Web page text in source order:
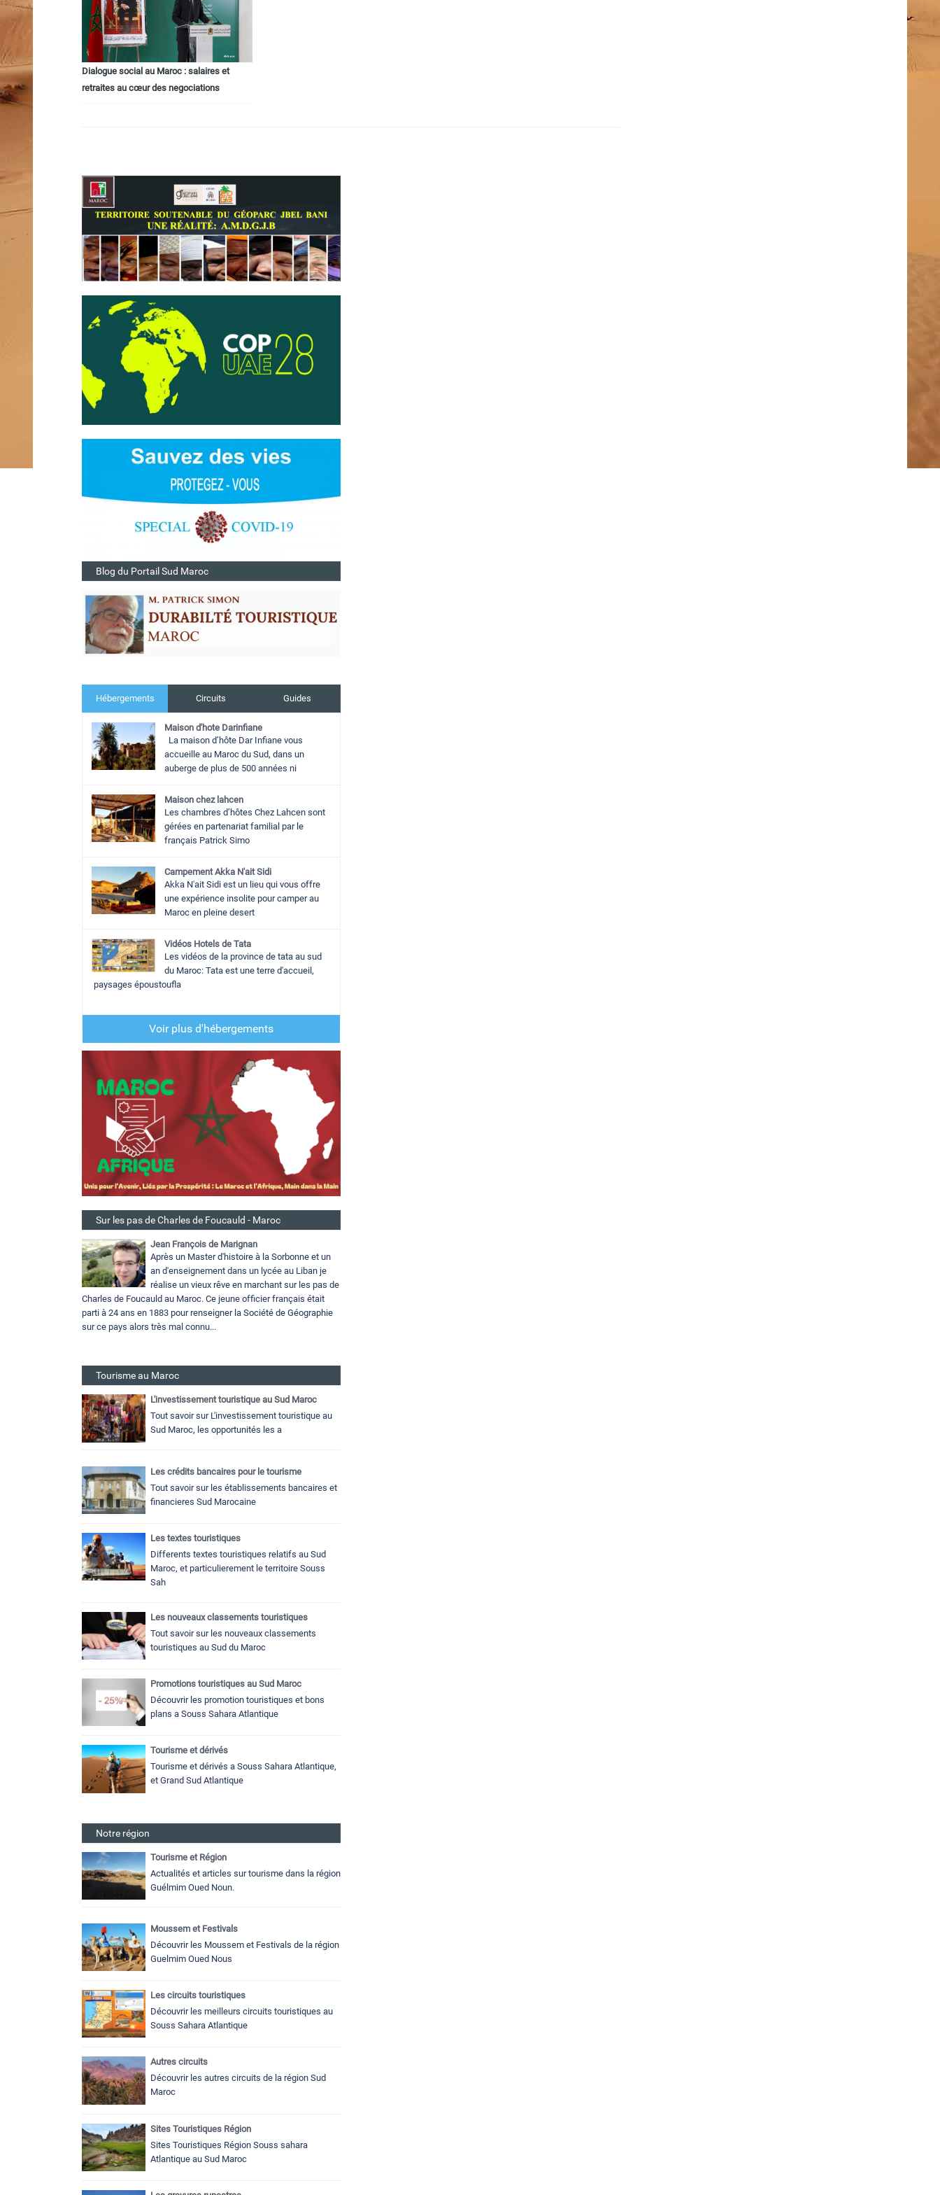
Dialogue social au Maroc : salaires et
retraites au cœur des negociations
Blog du Portail Sud Maroc
Hébergements Circuits Guides
Maison d'hote Darinfiane
La maison d’hôte Dar Infiane vous
accueille au Maroc du Sud, dans un
auberge de plus de 500 années ni
Maison chez lahcen
Les chambres d’hôtes Chez Lahcen sont
gérées en partenariat familial par le
français Patrick Simo
Campement Akka N'ait Sidi
Akka N'ait Sidi est un lieu qui vous offre
une expérience insolite pour camper au
Maroc en pleine desert
Vidéos Hotels de Tata
Les vidéos de la province de tata au sud
du Maroc: Tata est une terre d'accueil,
paysages époustoufla
Voir plus d'hébergements
Sur les pas de Charles de Foucauld - Maroc
Jean François de Marignan
Après un Master d'histoire à la Sorbonne et un
an d'enseignement dans un lycée au Liban je
réalise un vieux rêve en marchant sur les pas de
Charles de Foucauld au Maroc. Ce jeune officier français était
parti à 24 ans en 1883 pour renseigner la Société de Géographie
sur ce pays alors très mal connu...
Tourisme au Maroc
L'investissement touristique au Sud Maroc
Tout savoir sur L'investissement touristique au
Sud Maroc, les opportunités les a
Les crédits bancaires pour le tourisme
Tout savoir sur les établissements bancaires et
financieres Sud Marocaine
Les textes touristiques
Differents textes touristiques relatifs au Sud
Maroc, et particulierement le territoire Souss
Sah
Les nouveaux classements touristiques
Tout savoir sur les nouveaux classements
touristiques au Sud du Maroc
Promotions touristiques au Sud Maroc
Découvrir les promotion touristiques et bons
plans a Souss Sahara Atlantique
Tourisme et dérivés
Tourisme et dérivés a Souss Sahara Atlantique,
et Grand Sud Atlantique
Notre région
Tourisme et Région
Actualités et articles sur tourisme dans la région
Guélmim Oued Noun.
Moussem et Festivals
Découvrir les Moussem et Festivals de la région
Guelmim Oued Nous
Les circuits touristiques
Découvrir les meilleurs circuits touristiques au
Souss Sahara Atlantique
Autres circuits
Découvrir les autres circuits de la région Sud
Maroc
Sites Touristiques Région
Sites Touristiques Région Souss sahara
Atlantique au Sud Maroc